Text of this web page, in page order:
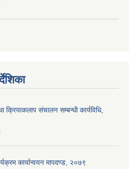
संचालन सम्बन्धी कार्यविधि,
कार्यान्वयन मापदण्ड, २०७९